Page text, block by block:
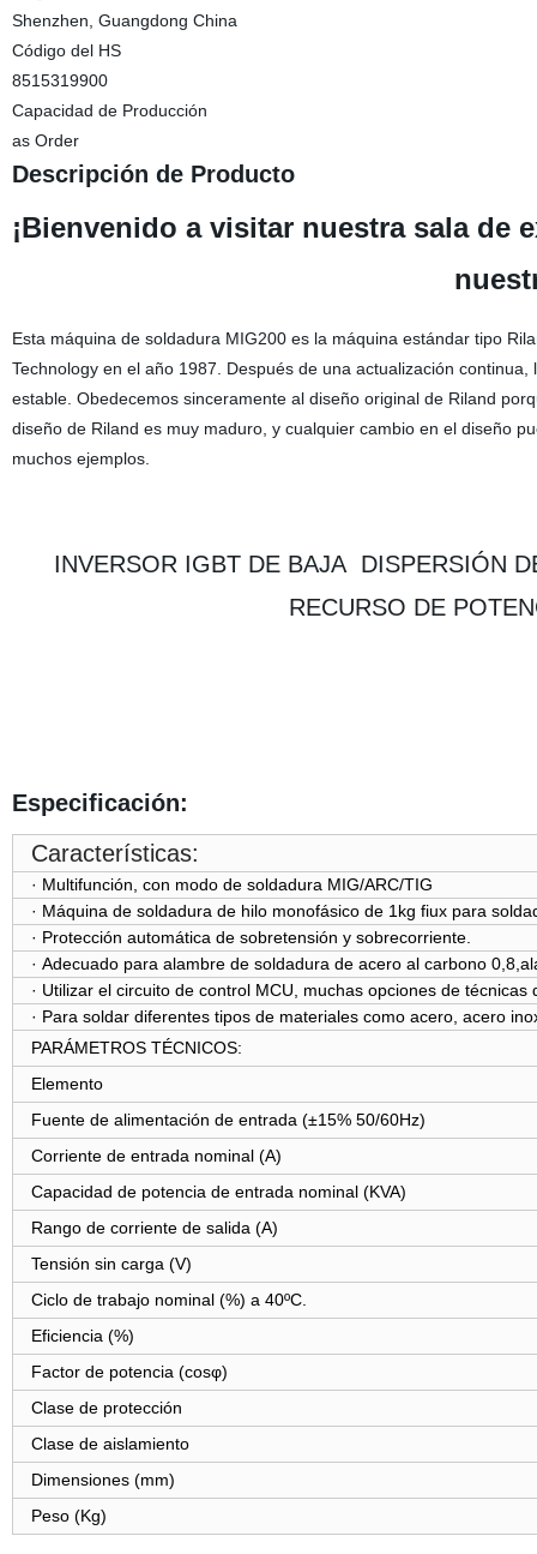
Shenzhen, Guangdong China
Código del HS
8515319900
Capacidad de Producción
as Order
Descripción de Producto
¡Bienvenido a visitar nuestra sala de
Esta máquina de soldadura MIG200 es la máquina estándar tipo
Technology en el año 1987. Después de una actualización
estable. Obedecemos sinceramente al diseño original de Riland
diseño de Riland es muy maduro, y cualquier cambio en el diseño
muchos ejemplos.
INVERSOR IGBT DE BAJA DISPERSIÓN
RECURSO DE
Especificación:
Características:
· Multifunción, con modo de soldadura MIG/ARC/TIG
· Máquina de soldadura de hilo monofásico de 1kg fiux para
· Protección automática de sobretensión y sobrecorriente.
· Adecuado para alambre de soldadura de acero al carbono
· Utilizar el circuito de control MCU, muchas opciones de
· Para soldar diferentes tipos de materiales como acero, acero
PARÁMETROS TÉCNICOS:
Elemento
Fuente de alimentación de entrada (±15% 50/60Hz)
Corriente de entrada nominal (A)
Capacidad de potencia de entrada nominal (KVA)
Rango de corriente de salida (A)
Tensión sin carga (V)
Ciclo de trabajo nominal (%) a 40ºC.
Eficiencia (%)
Factor de potencia (cosφ)
Clase de protección
Clase de aislamiento
Dimensiones (mm)
Peso (Kg)